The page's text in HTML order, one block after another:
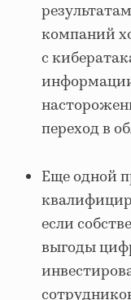
компаний
с
переход в
Еще одной
если
выгоды